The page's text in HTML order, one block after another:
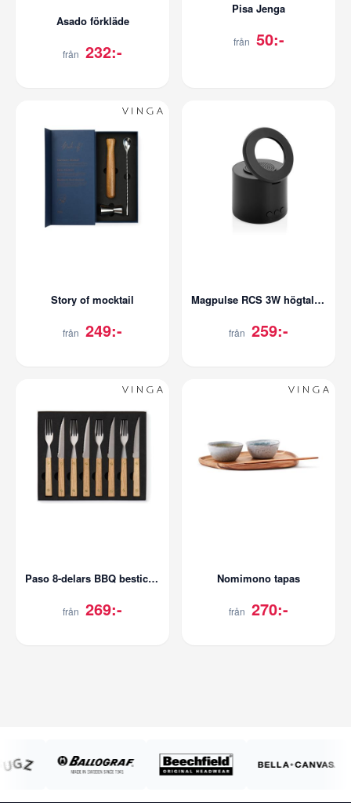
Asado förkläde
från 232:-
Pisa Jenga
från 50:-
Story of mocktail
från 249:-
Magpulse RCS 3W högtalare med magnetisk hål
från 259:-
Paso 8-delars BBQ bestickset
från 269:-
Nomimono tapas
från 270:-